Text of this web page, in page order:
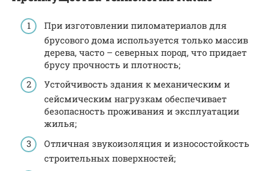
При изготовлении пиломатериалов для
брусового дома используется только массив
дерева, часто – северных пород, что придает
брусу прочность и плотность;
Устойчивость здания к механическим и
сейсмическим нагрузкам обеспечивает
безопасность проживания и эксплуатации
жилья;
Отличная звукоизоляция и износостойкость
строительных поверхностей;